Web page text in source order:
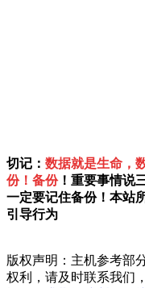
切记： 数据就是生命，
份！备份！重要事情说
一定要记住备份！本站
引导行为
版权声明：主机参考部
权利，请及时联系我们